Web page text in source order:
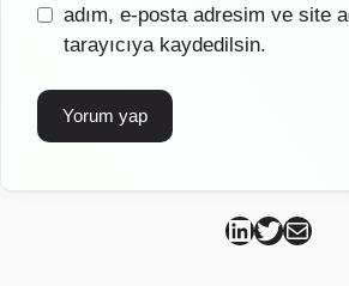
sitesiadım, e-posta adresim ve site
tarayıcıya kaydedilsin.
Can Kütahya Linkedin
Can Kütahya Twitter
Can Kütahya Mail